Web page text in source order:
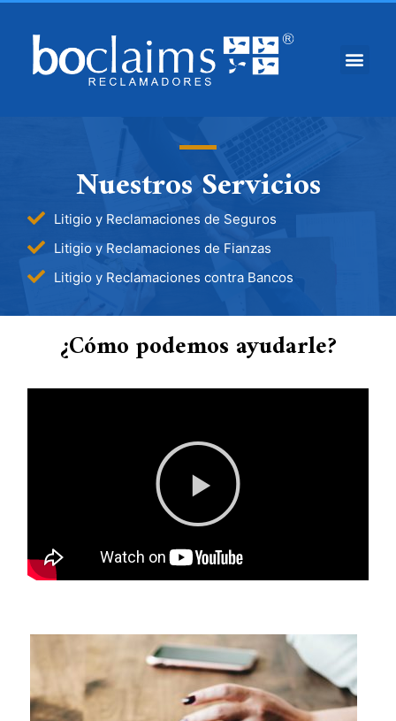
Nuestros Servicios
Litigio y Reclamaciones de Seguros
Litigio y Reclamaciones de Fianzas
Litigio y Reclamaciones contra Bancos
¿Cómo podemos ayudarle?